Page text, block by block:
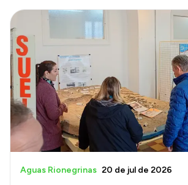
Aguas Rionegrinas 20 de jul de 2026